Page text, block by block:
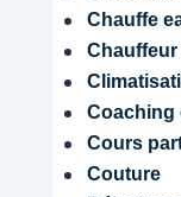
Chauffe
Chauffeur
Coaching
Cours
Couture